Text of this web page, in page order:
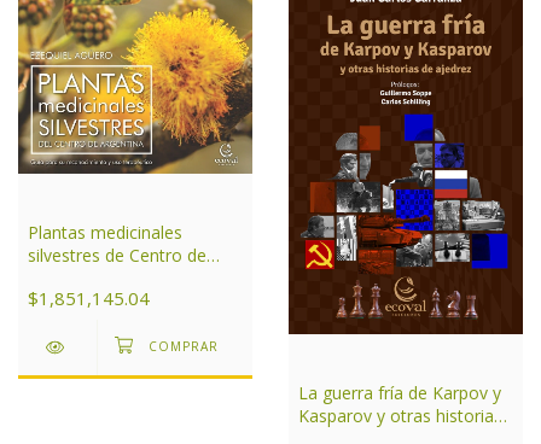
Plantas medicinales
silvestres de Centro de
$1,851,145.04
La guerra fría de Karpov y
Kasparov y otras historias